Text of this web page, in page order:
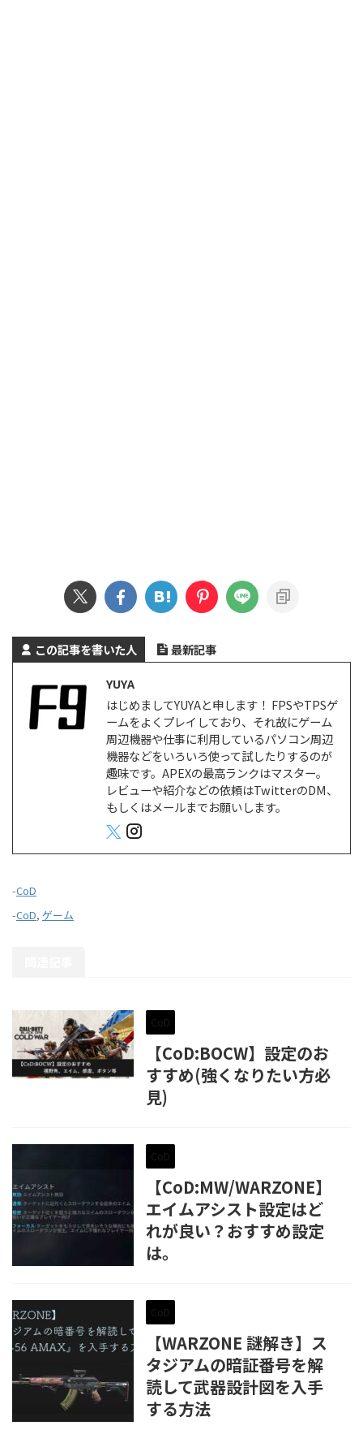
この記事を書いた人
最新記事
YUYA
はじめましてYUYAと申します！ FPSやTPSゲ
ームをよくプレイしており、それ故にゲーム
周辺機器や仕事に利用しているパソコン周辺
機器などをいろいろ使って試したりするのが
趣味です。APEXの最高ランクはマスター。
レビューや紹介などの依頼はTwitterのDM、
もしくはメールまでお願いします。
-CoD
-CoD, ゲーム
CoD
【CoD:BOCW】設定のお
すすめ(強くなりたい方必
見)
CoD
【CoD:MW/WARZONE】
エイムアシスト設定はど
れが良い？おすすめ設定
は。
CoD
【WARZONE 謎解き】ス
タジアムの暗証番号を解
読して武器設計図を入手
する方法